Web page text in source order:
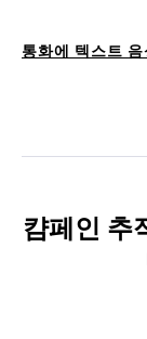
통화에 텍스트
캼페인 추